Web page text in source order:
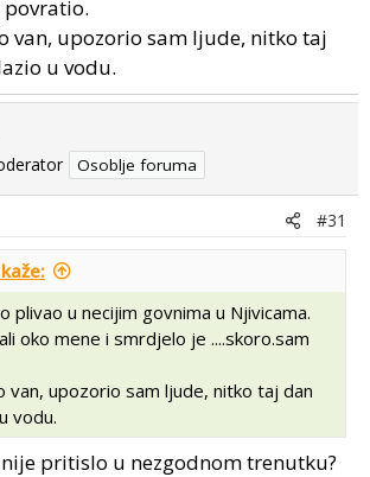
povratio.
van, upozorio sam ljude, nitko taj
u vodu.
Osoblje foruma
#31
kaže:
plivao u necijim govnima u Njivicama.
oko mene i smrdjelo je ....skoro.sam
van, upozorio sam ljude, nitko taj dan
vodu.
pritislo u nezgodnom trenutku?